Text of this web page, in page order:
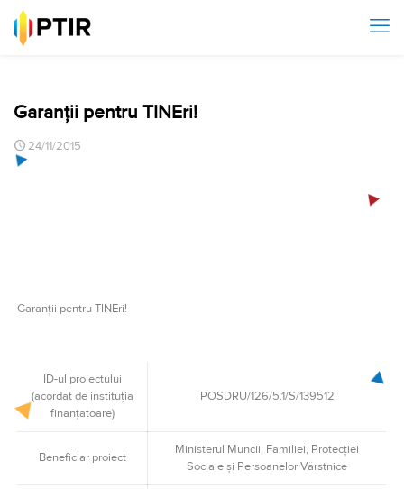
Garanții pentru TINEri!
24/11/2015
Garanții pentru TINEri!
ID-ul proiectului
(acordat de instituţia
finanţatoare)
POSDRU/126/5.1/S/139512
Beneficiar proiect
Ministerul Muncii, Familiei, Protecţiei
Sociale şi Persoanelor Vârstnice